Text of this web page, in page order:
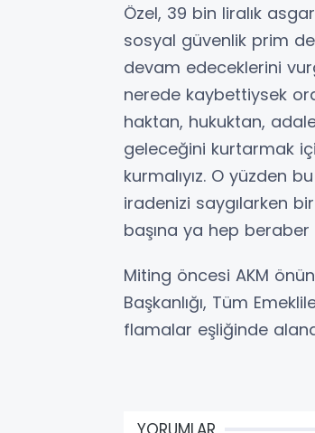
Özel, 39 bin liralık
sosyal güvenlik prim
devam edeceklerini
nerede kaybettiysek
haktan, hukuktan,
geleceğini kurtarmak
kurmalıyız. O yüzden
iradenizi saygılarken
başına ya hep
Miting öncesi AKM
Başkanlığı, Tüm
flamalar eşliğinde